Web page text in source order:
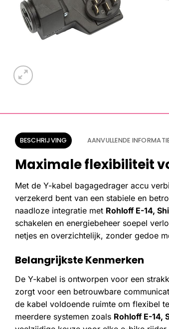
BESCHRIJVING AANVULLENDE
Maximale flexibiliteit
Met de Y-kabel bagagedrager accu
verzekerd bent van een stabiele en
naadloze integratie met Rohloff E-14,
schakelen en energiebeheer soepel
netjes en overzichtelijk, zonder gedoe
Belangrijkste Kenmerken
De Y-kabel is ontworpen voor een
zorgt voor een betrouwbare
de kabel voldoende ruimte om flexibel
meerdere systemen zoals Rohloff E-14,